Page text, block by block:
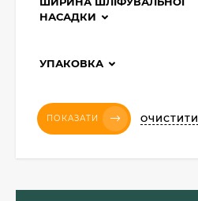
НАСАДКИ
УПАКОВКА
ПОКАЗАТИ ОЧИСТИТИ